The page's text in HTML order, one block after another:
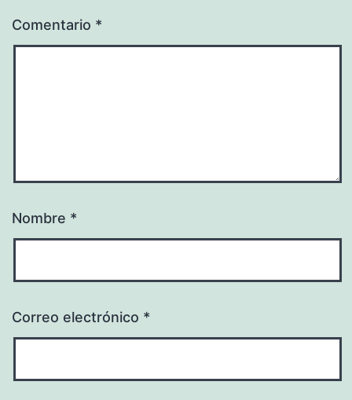
Comentario *
Nombre *
Correo electrónico *